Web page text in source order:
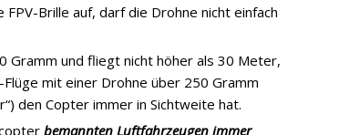
FPV-Brille auf, darf die Drohne nicht einfach
Gramm und fliegt nicht höher als 30 Meter,
mit einer Drohne über 250 Gramm
den Copter immer in Sichtweite hat.
bemannten Luftfahrzeugen immer